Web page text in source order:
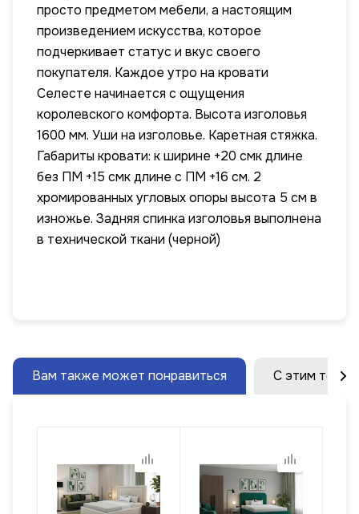
просто предметом мебели, а настоящим
произведением искусства, которое
подчеркивает статус и вкус своего
покупателя. Каждое утро на кровати
Селесте начинается с ощущения
королевского комфорта. Высота изголовья
1600 мм. Уши на изголовье. Каретная стяжка.
Габариты кровати: к ширине +20 смк длине
без ПМ +15 смк длине с ПМ +16 см. 2
хромированных угловых опоры высота 5 см в
изножье. Задняя спинка изголовья выполнена
в технической ткани (черной)
Вам также может понравиться С этим